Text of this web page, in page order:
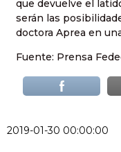
que devuelve el
serán las
doctora Aprea en
Fuente: Prensa
2019-01-30 00:00:00